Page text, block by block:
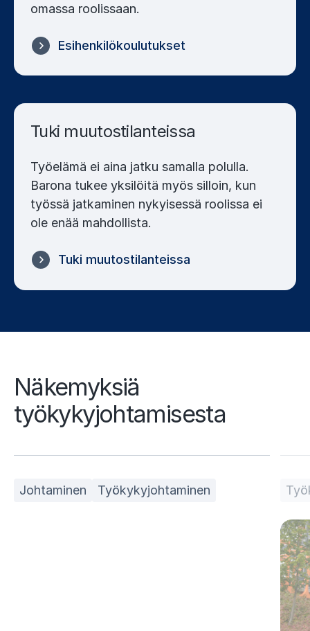
omassa roolissaan.
Esihenkilökoulutukset
Tuki muutostilanteissa
Työelämä ei aina jatku samalla polulla.
Barona tukee yksilöitä myös silloin, kun
työssä jatkaminen nykyisessä roolissa ei
ole enää mahdollista.
Tuki muutostilanteissa
Näkemyksiä
työkykyjohtamisesta
Johtaminen Työkykyjohtaminen